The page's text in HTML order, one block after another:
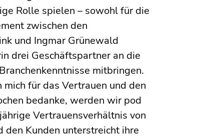
Rolle spielen – sowohl für die
zwischen den
und Ingmar Grünewald
drei Geschäftspartner an die
mitbringen.
für das Vertrauen und den
bedanke, werden wir pod
Vertrauensverhältnis von
den Kunden unterstreicht ihre